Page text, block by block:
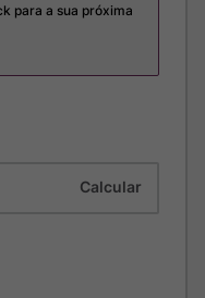
para a sua próxima